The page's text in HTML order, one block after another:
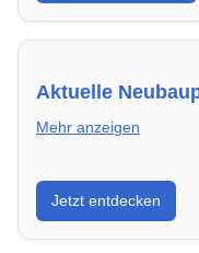
Aktuelle
Mehr anzeigen
Entdecke
energieeffizient und
Jetzt entdecken